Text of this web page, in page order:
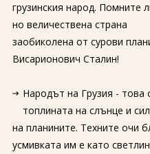
грузинския народ. Помните
но величествена страна
заобиколена от сурови
Висарионович Сталин!
Народът на Грузия - това
топлината на слънце и
на планините. Техните очи
усмивката им е като